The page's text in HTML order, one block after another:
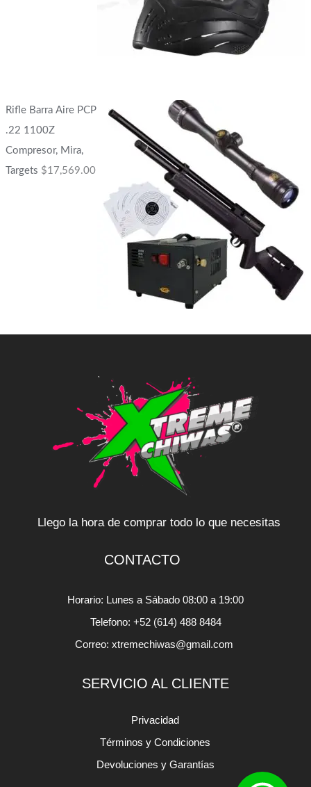
Rifle Barra Aire PCP
.22 1100Z
Compresor, Mira,
Targets $17,569.00
Llego la hora de comprar todo lo que necesitas
CONTACTO
Horario: Lunes a Sábado 08:00 a 19:00
Telefono: +52 (614) 488 8484
Correo: xtremechiwas@gmail.com
SERVICIO AL CLIENTE
Privacidad
Términos y Condiciones
Devoluciones y Garantías